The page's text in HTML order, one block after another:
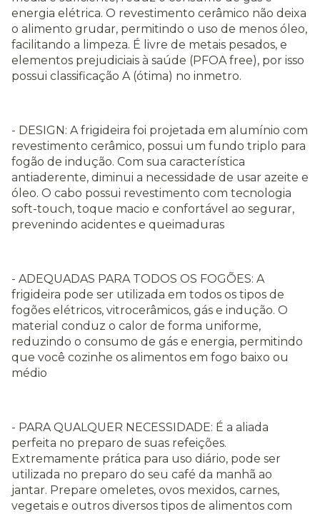
energia elétrica. O revestimento cerâmico não deixa
o alimento grudar, permitindo o uso de menos óleo,
facilitando a limpeza. É livre de metais pesados, e
elementos prejudiciais à saúde (PFOA free), por isso
possui classificação A (ótima) no inmetro.
- DESIGN: A frigideira foi projetada em alumínio com
revestimento cerâmico, possui um fundo triplo para
fogão de indução. Com sua característica
antiaderente, diminui a necessidade de usar azeite e
óleo. O cabo possui revestimento com tecnologia
soft-touch, toque macio e confortável ao segurar,
prevenindo acidentes e queimaduras
- ADEQUADAS PARA TODOS OS FOGÕES: A
frigideira pode ser utilizada em todos os tipos de
fogões elétricos, vitrocerâmicos, gás e indução. O
material conduz o calor de forma uniforme,
reduzindo o consumo de gás e energia, permitindo
que você cozinhe os alimentos em fogo baixo ou
médio
- PARA QUALQUER NECESSIDADE: É a aliada
perfeita no preparo de suas refeições.
Extremamente prática para uso diário, pode ser
utilizada no preparo do seu café da manhã ao
jantar. Prepare omeletes, ovos mexidos, carnes,
vegetais e outros diversos tipos de alimentos com